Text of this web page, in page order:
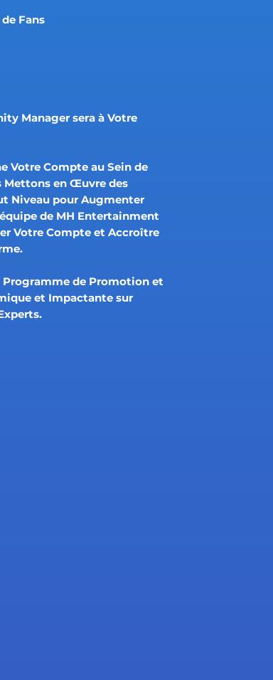
Fans
Manager sera à Votre
Votre Compte au Sein de
Mettons en Œuvre des
Niveau pour Augmenter
de MH Entertainment
Votre Compte et Accroître
Programme de Promotion et
et Impactante sur